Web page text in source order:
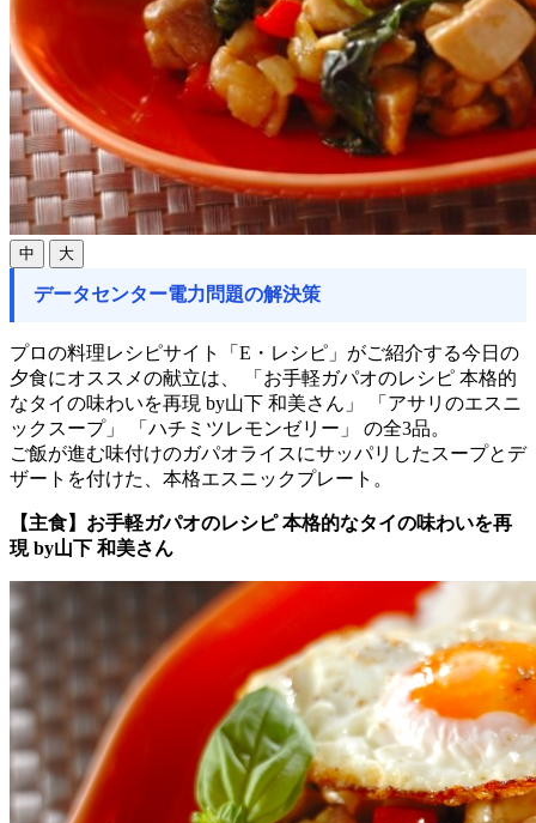
中 大
データセンター電力問題の解決策
プロの料理レシピサイト「E・レシピ」がご紹介する今日の
夕食にオススメの献立は、 「お手軽ガパオのレシピ 本格的
なタイの味わいを再現 by山下 和美さん」 「アサリのエスニ
ックスープ」 「ハチミツレモンゼリー」 の全3品。
ご飯が進む味付けのガパオライスにサッパリしたスープとデ
ザートを付けた、本格エスニックプレート。
【主食】お手軽ガパオのレシピ 本格的なタイの味わいを再
現 by山下 和美さん